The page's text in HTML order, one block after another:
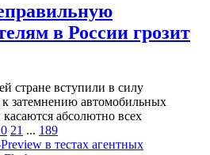
в России грозит
стране вступили в силу
затемнению автомобильных
абсолютно всех
21 ... 189
в тестах агентных